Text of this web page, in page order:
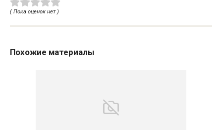
( Пока оценок нет )
Похожие материалы